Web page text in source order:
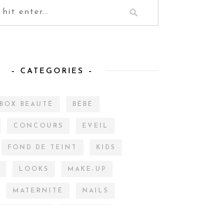
– CATEGORIES –
BOX BEAUTÉ BÉBÉ
CONCOURS EVEIL
FOND DE TEINT KIDS
LOOKS MAKE-UP
MATERNITÉ NAILS